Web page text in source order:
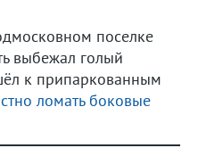
поселке
выбежал голый
к припаркованным
ломать боковые